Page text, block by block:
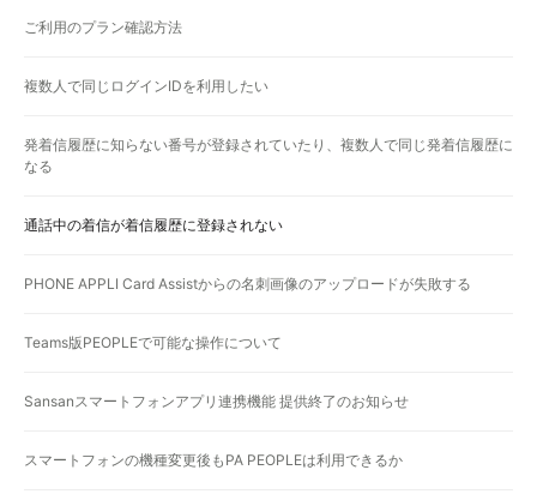
ご利用のプラン確認方法
複数人で同じログインIDを利用したい
発着信履歴に知らない番号が登録されていたり、複数人で同じ発着信履歴に
なる
通話中の着信が着信履歴に登録されない
PHONE APPLI Card Assistからの名刺画像のアップロードが失敗する
Teams版PEOPLEで可能な操作について
Sansanスマートフォンアプリ連携機能 提供終了のお知らせ
スマートフォンの機種変更後もPA PEOPLEは利用できるか